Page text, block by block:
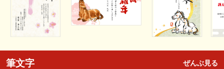
筆文字 ぜんぶ見る